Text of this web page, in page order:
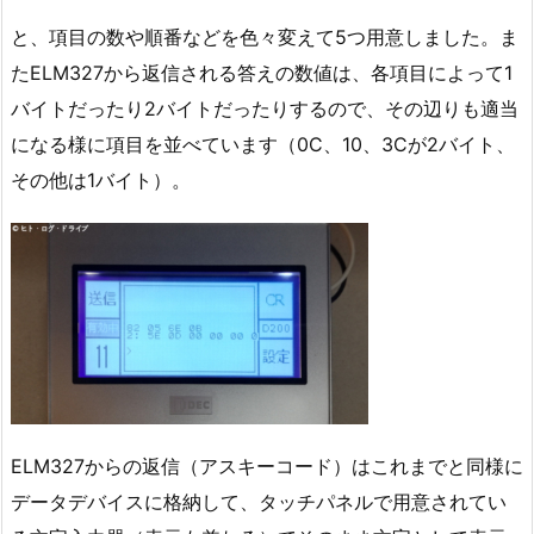
と、項目の数や順番などを色々変えて5つ用意しました。ま
たELM327から返信される答えの数値は、各項目によって1
バイトだったり2バイトだったりするので、その辺りも適当
になる様に項目を並べています（0C、10、3Cが2バイト、
その他は1バイト）。
ELM327からの返信（アスキーコード）はこれまでと同様に
データデバイスに格納して、タッチパネルで用意されてい